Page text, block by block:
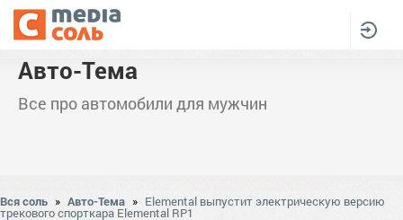
Авто-Тема
Все про автомобили для мужчин
Вся соль » Авто-Тема » Elemental выпустит электрическую версию
трекового спорткара Elemental RP1